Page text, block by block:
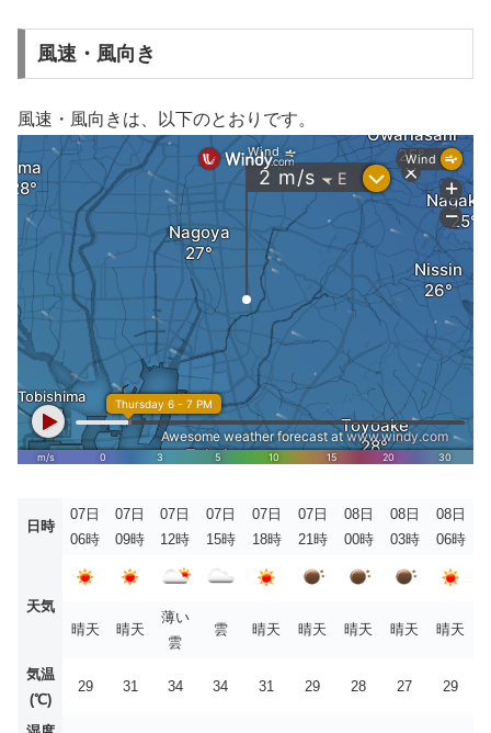
風速・風向き
風速・風向きは、以下のとおりです。
日時
07日
06時
07日
09時
07日
12時
07日
15時
07日
18時
07日
21時
08日
00時
08日
03時
08日
06時
天気
晴天
晴天
薄い
雲
雲 晴天 晴天 晴天 晴天 晴天
気温
(℃)
29 31 34 34 31 29 28 27 29